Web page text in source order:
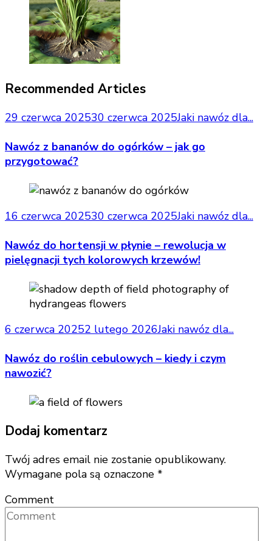
Recommended Articles
29 czerwca 202530 czerwca 2025Jaki nawóz dla...
Nawóz z bananów do ogórków – jak go
przygotować?
16 czerwca 202530 czerwca 2025Jaki nawóz dla...
Nawóz do hortensji w płynie – rewolucja w
pielęgnacji tych kolorowych krzewów!
6 czerwca 20252 lutego 2026Jaki nawóz dla...
Nawóz do roślin cebulowych – kiedy i czym
nawozić?
Dodaj komentarz
Twój adres email nie zostanie opublikowany.
Wymagane pola są oznaczone *
Comment